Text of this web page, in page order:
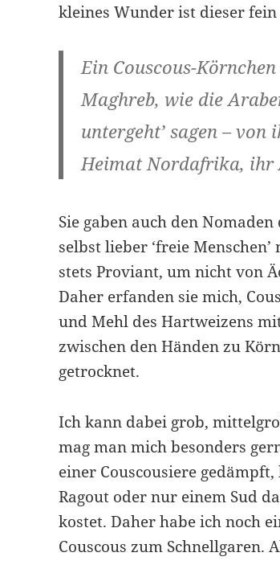
kleines Wunder ist dieser
Ein Couscous-
Maghreb, wie die
untergeht’ sagen – von
Heimat Nordafrika, ihr
Sie gaben auch den
selbst lieber ‘freie
stets Proviant, um nicht von
Daher erfanden sie mich,
und Mehl des Hartweizens
zwischen den Händen zu
getrocknet.
Ich kann dabei grob,
mag man mich besonders
einer Couscousiere
Ragout oder nur einem Sud
kostet. Daher habe ich noch
Couscous zum Schnellgaren.